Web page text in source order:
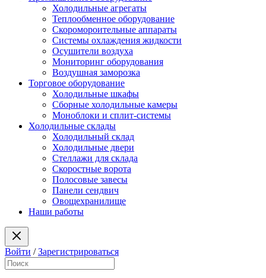
Холодильные агрегаты
Теплообменное оборудование
Скоромороительные аппараты
Системы охлаждения жидкости
Осушители воздуха
Мониторинг оборудования
Воздушная заморозка
Торговое оборудование
Холодильные шкафы
Сборные холодильные камеры
Моноблоки и сплит-системы
Холодильные склады
Холодильный склад
Холодильные двери
Стеллажи для склада
Скоростные ворота
Полосовые завесы
Панели сендвич
Овощехранилище
Наши работы
Войти /Зарегистрироваться